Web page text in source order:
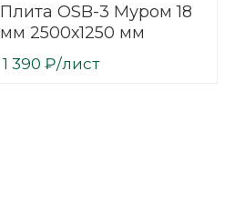
Плита OSB-3 Муром 18
мм 2500х1250 мм
1 390 ₽/лист